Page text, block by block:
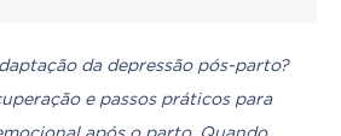
da depressão pós-parto?
e passos práticos para
após o parto. Quando